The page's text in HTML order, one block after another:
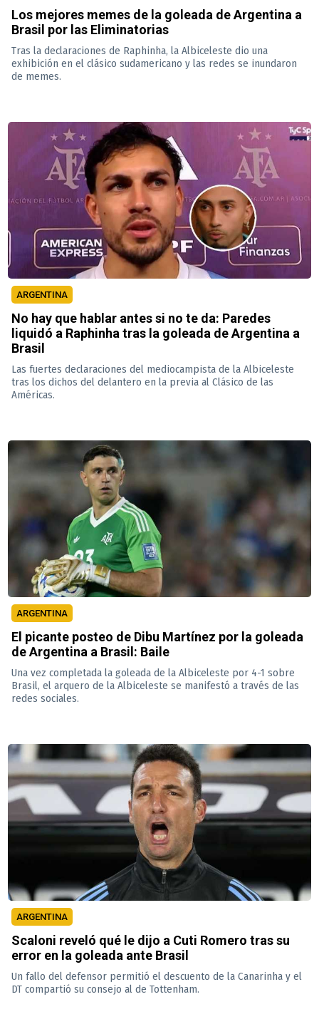
Los mejores memes de la goleada de Argentina a
Brasil por las Eliminatorias
Tras la declaraciones de Raphinha, la Albiceleste dio una
exhibición en el clásico sudamericano y las redes se inundaron
de memes.
ARGENTINA
No hay que hablar antes si no te da: Paredes
liquidó a Raphinha tras la goleada de Argentina a
Brasil
Las fuertes declaraciones del mediocampista de la Albiceleste
tras los dichos del delantero en la previa al Clásico de las
Américas.
ARGENTINA
El picante posteo de Dibu Martínez por la goleada
de Argentina a Brasil: Baile
Una vez completada la goleada de la Albiceleste por 4-1 sobre
Brasil, el arquero de la Albiceleste se manifestó a través de las
redes sociales.
ARGENTINA
Scaloni reveló qué le dijo a Cuti Romero tras su
error en la goleada ante Brasil
Un fallo del defensor permitió el descuento de la Canarinha y el
DT compartió su consejo al de Tottenham.